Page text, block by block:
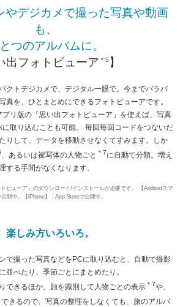
やデジカメで撮った写真や動画
も、
つのアルバムに。
出フォトビューア ＊5 】
クトデジカメで、デジタル一眼で。今までバラバ
真を、ひとまとめにできるフォトビューアです。
リ版の「思い出フォトビューア」を使えば、写真
取り込むことも可能。 毎回毎回コードをつないだ
りして、データを移動させなくてすみます。しか
、あるいは被写体の人物ごと ＊7に自動で分類。増え
する手間がなくなります。
ビューア」のダウンロード/インストールが必要です。 【Androidスマ
開中。【iPhone】：App Storeで公開中。
楽しみ方いろいろ。
で撮った写真などをPCに取り込むと、自動で撮影
並べたり、季節ごとにまとめたり。
できるほか、顔を識別して人物ごとの表示 ＊7や、
できるので、写真の整理をしなくても、旅のアルバ